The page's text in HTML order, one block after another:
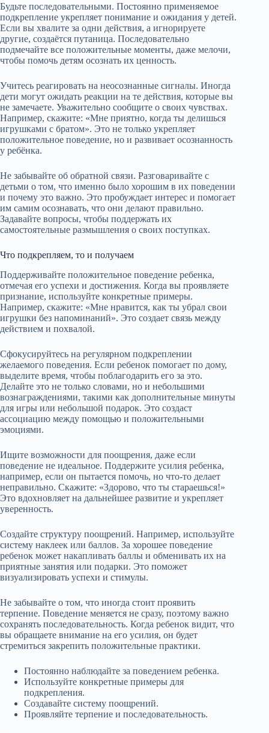
Будьте последовательными. Постоянно применяемое
подкрепление укрепляет понимание и ожидания у детей.
Если вы хвалите за одни действия, а игнорируете
другие, создаётся путаница. Последовательно
подмечайте все положительные моменты, даже мелочи,
чтобы помочь детям осознать их ценность.
Учитесь реагировать на неосознанные сигналы. Иногда
дети могут ожидать реакции на те действия, которые вы
не замечаете. Уважительно сообщите о своих чувствах.
Например, скажите: «Мне приятно, когда ты делишься
игрушками с братом». Это не только укрепляет
положительное поведение, но и развивает осознанность
у ребёнка.
Не забывайте об обратной связи. Разговаривайте с
детьми о том, что именно было хорошим в их поведении
и почему это важно. Это пробуждает интерес и помогает
им самим осознавать, что они делают правильно.
Задавайте вопросы, чтобы поддержать их
самостоятельные размышления о своих поступках.
Что подкрепляем, то и получаем
Поддерживайте положительное поведение ребенка,
отмечая его успехи и достижения. Когда вы проявляете
признание, используйте конкретные примеры.
Например, скажите: «Мне нравится, как ты убрал свои
игрушки без напоминаний». Это создает связь между
действием и похвалой.
Сфокусируйтесь на регулярном подкреплении
желаемого поведения. Если ребенок помогает по дому,
выделите время, чтобы поблагодарить его за это.
Делайте это не только словами, но и небольшими
вознаграждениями, такими как дополнительные минуты
для игры или небольшой подарок. Это создаст
ассоциацию между помощью и положительными
эмоциями.
Ищите возможности для поощрения, даже если
поведение не идеальное. Поддержите усилия ребенка,
например, если он пытается помочь, но что-то делает
неправильно. Скажите: «Здорово, что ты стараешься!»
Это вдохновляет на дальнейшее развитие и укрепляет
уверенность.
Создайте структуру поощрений. Например, используйте
систему наклеек или баллов. За хорошее поведение
ребенок может накапливать баллы и обменивать их на
приятные занятия или подарки. Это поможет
визуализировать успехи и стимулы.
Не забывайте о том, что иногда стоит проявить
терпение. Поведение меняется не сразу, поэтому важно
сохранять последовательность. Когда ребенок видит, что
вы обращаете внимание на его усилия, он будет
стремиться закрепить положительные практики.
Постоянно наблюдайте за поведением ребенка.
Используйте конкретные примеры для
подкрепления.
Создавайте систему поощрений.
Проявляйте терпение и последовательность.